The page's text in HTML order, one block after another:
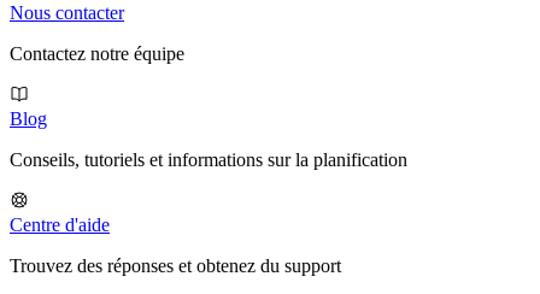
Nous contacter
Contactez notre équipe
Blog
Conseils, tutoriels et informations sur la planification
Centre d'aide
Trouvez des réponses et obtenez du support